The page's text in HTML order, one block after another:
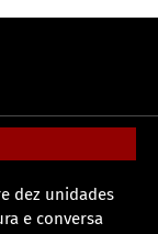
dez unidades
e conversa